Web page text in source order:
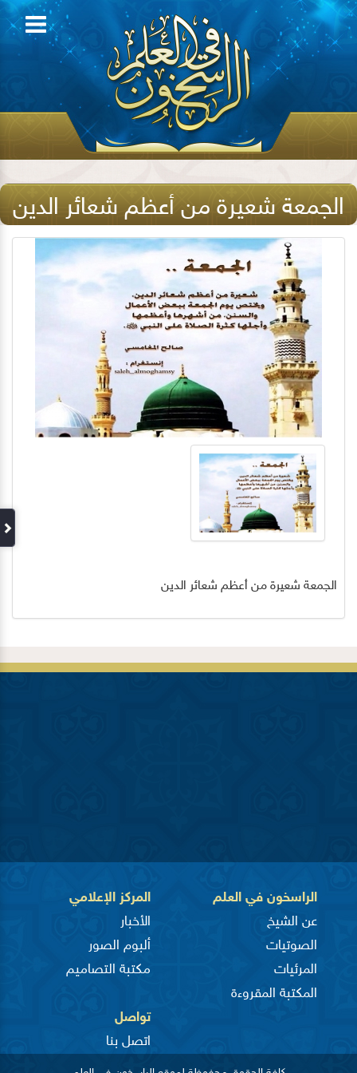
الجمعة شعيرة من أعظم شعائر الدين
الجمعة شعيرة من أعظم شعائر الدين
الراسخون في العلم
عن الشيخ
الصوتيات
المرئيات
المكتبة المقروءة
المركز الإعلامي
الأخبار
ألبوم الصور
مكتبة التصاميم
تواصل
اتصل بنا